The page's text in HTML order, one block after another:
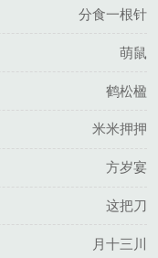
分食一根针
萌鼠
鹤松楹
米米押押
方岁宴
这把刀
月十三川